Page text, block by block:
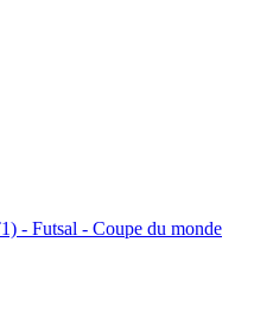
- Futsal - Coupe du monde